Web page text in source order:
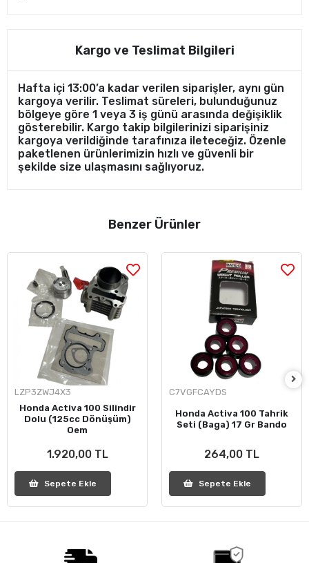
Kargo ve Teslimat Bilgileri
Hafta içi 13:00’a kadar verilen siparişler, aynı gün
kargoya verilir. Teslimat süreleri, bulunduğunuz
bölgeye göre 1 veya 3 iş günü arasında değişiklik
gösterebilir. Kargo takip bilgilerinizi siparişiniz
kargoya verildiğinde tarafınıza ileteceğiz. Özenle
paketlenen ürünlerimizin hızlı ve güvenli bir
şekilde size ulaşmasını sağlıyoruz.
Benzer Ürünler
LZP3ZWJ4X3
Honda Activa 100 Silindir
Dolu (125cc Dönüşüm)
Oem
1.920,00 TL
Sepete Ekle
C7VGFCAYDS
Honda Activa 100 Tahrik
Seti (Baga) 17 Gr Bando
264,00 TL
Sepete Ekle